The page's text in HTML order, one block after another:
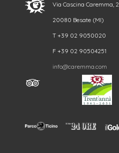
Via Cascina Caremma, 2
20080 Besate (MI)
T +39 02 9050020
F +39 02 90504251
info@caremma.com